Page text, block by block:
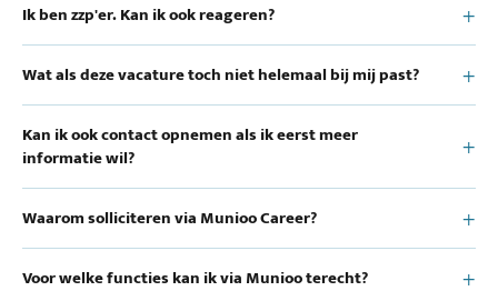
Ik ben zzp'er. Kan ik ook reageren?
Wat als deze vacature toch niet helemaal bij mij past?
Kan ik ook contact opnemen als ik eerst meer
informatie wil?
Waarom solliciteren via Munioo Career?
Voor welke functies kan ik via Munioo terecht?